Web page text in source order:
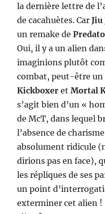
la dernière lettre de
de cacahuètes. CarJiu
un remake de
Oui, il y a un alien
imaginions plutôt
combat, peut-être
KickboxeretMortal
s’agit bien d’un «
de McT, dans lequel
l’absence de
absolument ridicule
dirions pas en face),
les répliques de ses
un point
exterminer cet alien